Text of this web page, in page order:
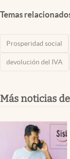
Temas
Prosperidad social
devolución del IVA
Más noticias de